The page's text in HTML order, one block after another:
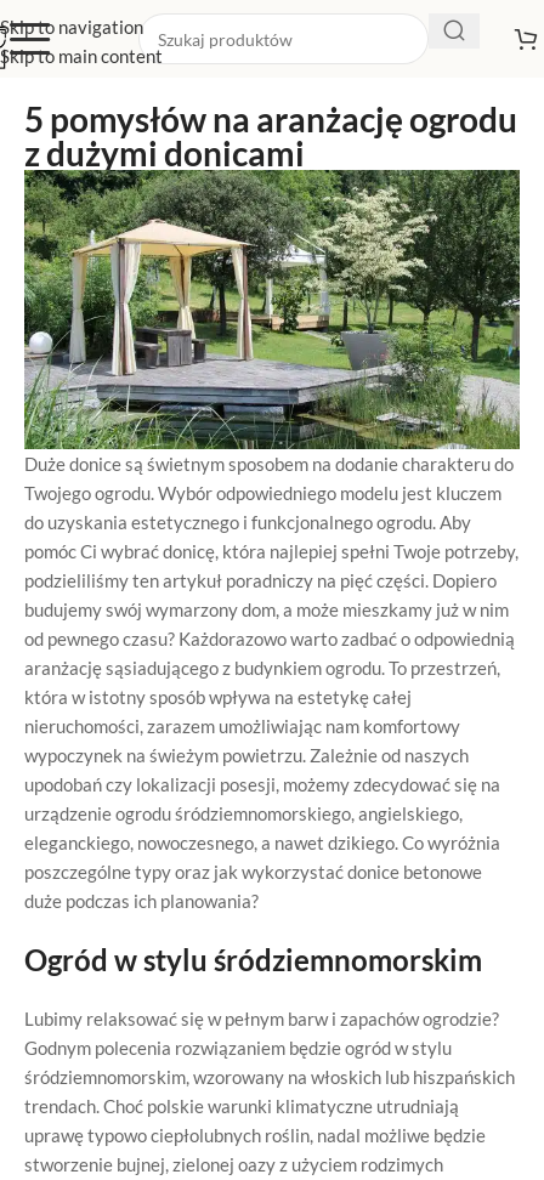
Skip to navigation
Skip to main content
5 pomysłów na aranżację ogrodu
z dużymi donicami
Duże donice są świetnym sposobem na dodanie charakteru do
Twojego ogrodu. Wybór odpowiedniego modelu jest kluczem
do uzyskania estetycznego i funkcjonalnego ogrodu. Aby
pomóc Ci wybrać donicę, która najlepiej spełni Twoje potrzeby,
podzieliliśmy ten artykuł poradniczy na pięć części. Dopiero
budujemy swój wymarzony dom, a może mieszkamy już w nim
od pewnego czasu? Każdorazowo warto zadbać o odpowiednią
aranżację sąsiadującego z budynkiem ogrodu. To przestrzeń,
która w istotny sposób wpływa na estetykę całej
nieruchomości, zarazem umożliwiając nam komfortowy
wypoczynek na świeżym powietrzu. Zależnie od naszych
upodobań czy lokalizacji posesji, możemy zdecydować się na
urządzenie ogrodu śródziemnomorskiego, angielskiego,
eleganckiego, nowoczesnego, a nawet dzikiego. Co wyróżnia
poszczególne typy oraz jak wykorzystać donice betonowe
duże podczas ich planowania?
Ogród w stylu śródziemnomorskim
Lubimy relaksować się w pełnym barw i zapachów ogrodzie?
Godnym polecenia rozwiązaniem będzie ogród w stylu
śródziemnomorskim, wzorowany na włoskich lub hiszpańskich
trendach. Choć polskie warunki klimatyczne utrudniają
uprawę typowo ciepłolubnych roślin, nadal możliwe będzie
stworzenie bujnej, zielonej oazy z użyciem rodzimych